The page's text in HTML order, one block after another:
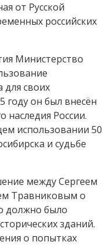
от Русской
российских
Министерство
для своих
году он был внесён
наследия России.
использовании 50
и судьбе
между Сергеем
Травниковым о
должно было
зданий.
о попытках